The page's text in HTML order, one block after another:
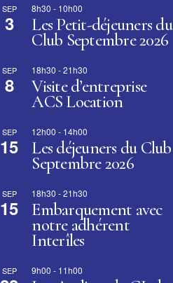
SEP
3
8h30 - 10h00
Les Petit-déjeuners du
Club Septembre 2026
SEP
8
18h30 -21h30
Visite d’entreprise
ACS Location
SEP
15
12h00 - 14h00
Les déjeuners du Club
Septembre 2026
SEP
15
18h30 -21h30
Embarquement avec
notre adhérent
Interîles
SEP 9h00 - 11h00